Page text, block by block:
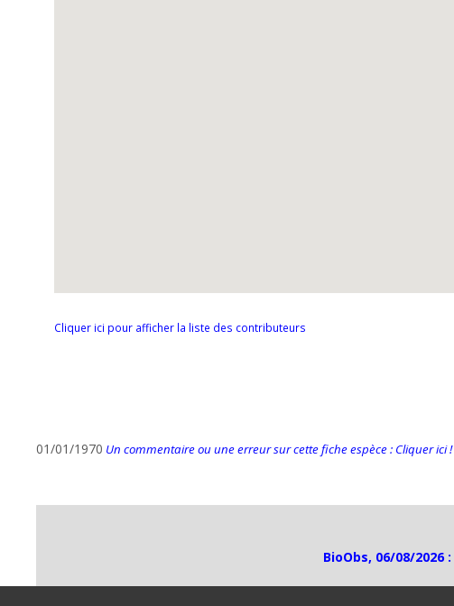
Cliquer ici pour afficher la liste des contributeurs
01/01/1970 Un commentaire ou une erreur sur cette fiche espèce : Cliquer ici !
BioObs, 06/08/2026 :